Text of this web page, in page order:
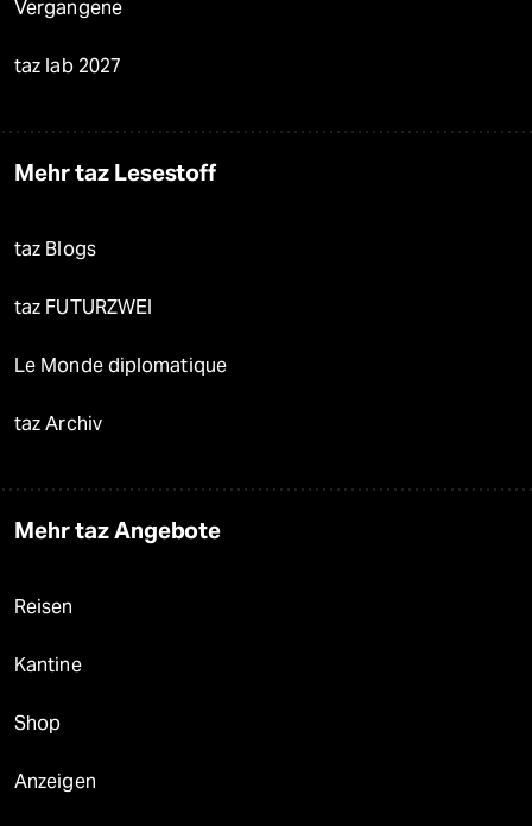
Vergangene
taz lab 2027
Mehr taz Lesestoff
taz Blogs
taz FUTURZWEI
Le Monde diplomatique
taz Archiv
Mehr taz Angebote
Reisen
Kantine
Shop
Anzeigen